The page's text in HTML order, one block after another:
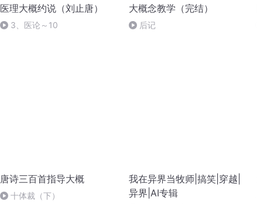
医理大概约说（刘止唐）
3、医论～10
大概念教学（完结）
后记
唐诗三百首指导大概
十体裁（下）
我在异界当牧师|搞笑|穿越|
异界|AI专辑